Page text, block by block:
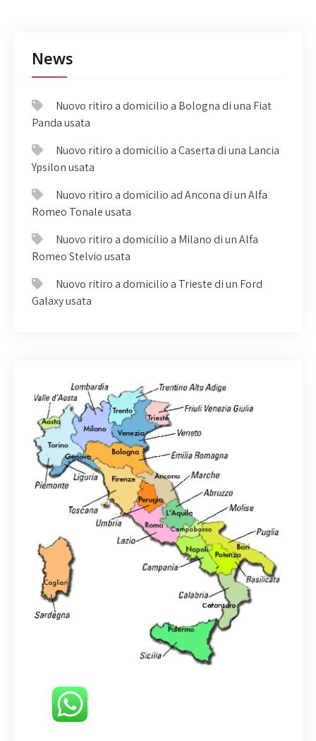
News
Nuovo ritiro a domicilio a Bologna di una Fiat
Panda usata
Nuovo ritiro a domicilio a Caserta di una Lancia
Ypsilon usata
Nuovo ritiro a domicilio ad Ancona di un Alfa
Romeo Tonale usata
Nuovo ritiro a domicilio a Milano di un Alfa
Romeo Stelvio usata
Nuovo ritiro a domicilio a Trieste di un Ford
Galaxy usata